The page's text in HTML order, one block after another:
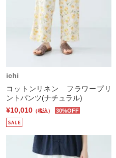
ichi
コットンリネン フラワープリ
ントパンツ(ナチュラル)
¥10,010 （税込） 30%OFF